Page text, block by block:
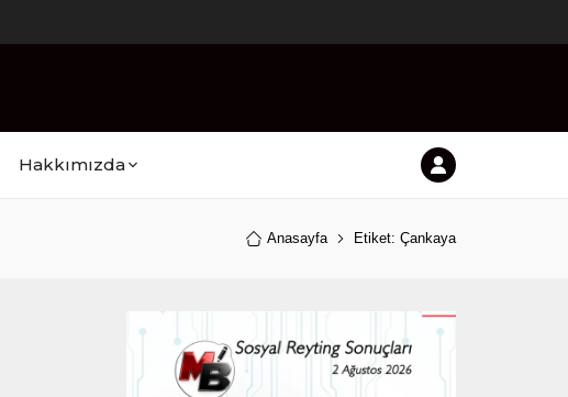
Hakkımızda
Anasayfa Etiket: Çankaya